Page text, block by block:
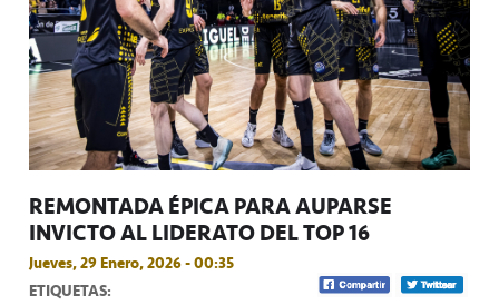
REMONTADA ÉPICA PARA AUPARSE
INVICTO AL LIDERATO DEL TOP 16
Jueves, 29 Enero, 2026 - 00:35
ETIQUETAS: